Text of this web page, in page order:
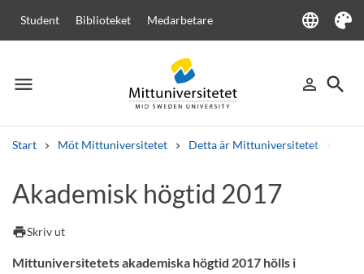
Student Biblioteket Medarbetare language
Language
Tema
menu
Meny person_outline
Logga in
search
Sök
Start Möt Mittuniversitetet Detta är Mittuniversitetet
Andra söktjänster
Kurser och program
Akademisk högtid 2017
printSkriv ut
Mittuniversitetets akademiska högtid 2017 hölls i